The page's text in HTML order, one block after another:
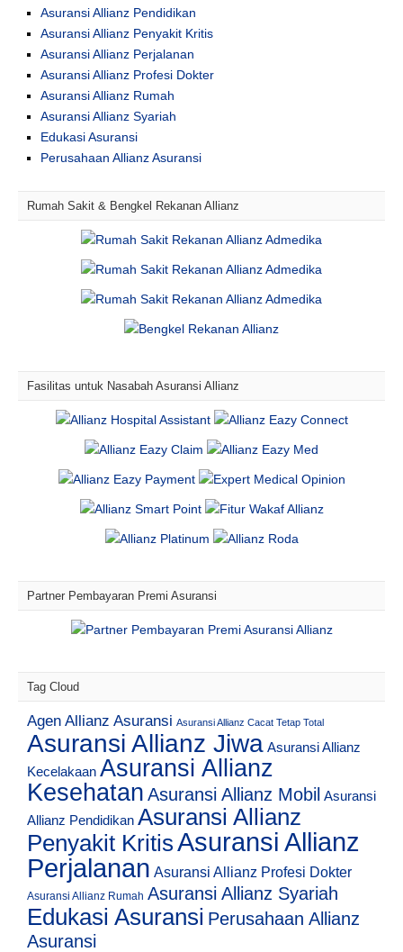
Asuransi Allianz Pendidikan
Asuransi Allianz Penyakit Kritis
Asuransi Allianz Perjalanan
Asuransi Allianz Profesi Dokter
Asuransi Allianz Rumah
Asuransi Allianz Syariah
Edukasi Asuransi
Perusahaan Allianz Asuransi
Rumah Sakit & Bengkel Rekanan Allianz
Fasilitas untuk Nasabah Asuransi Allianz
Partner Pembayaran Premi Asuransi
Tag Cloud
Agen Allianz Asuransi Asuransi Allianz Cacat Tetap Total
Asuransi Allianz Jiwa Asuransi Allianz
Kecelakaan Asuransi Allianz
Kesehatan Asuransi Allianz Mobil Asuransi
Allianz Pendidikan Asuransi Allianz
Penyakit KritisAsuransi Allianz
Perjalanan Asuransi Allianz Profesi Dokter
Asuransi Allianz Rumah Asuransi Allianz Syariah
Edukasi Asuransi Perusahaan Allianz
Asuransi